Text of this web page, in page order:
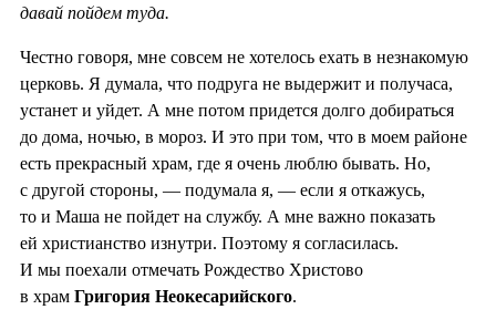
давай пойдем туда.
Честно говоря, мне совсем не хотелось ехать в незнакомую
церковь. Я думала, что подруга не выдержит и получаса,
устанет и уйдет. А мне потом придется долго добираться
до дома, ночью, в мороз. И это при том, что в моем районе
есть прекрасный храм, где я очень люблю бывать. Но,
с другой стороны, — подумала я, — если я откажусь,
то и Маша не пойдет на службу. А мне важно показать
ей христианство изнутри. Поэтому я согласилась.
И мы поехали отмечать Рождество Христово
в храм Григория Неокесарийского.